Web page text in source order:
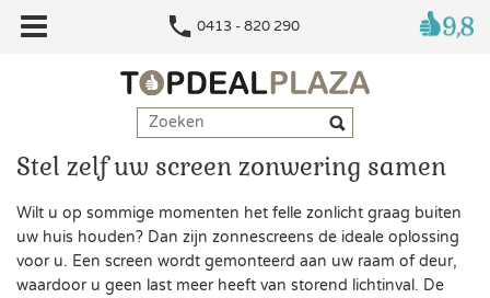
0413 - 820 290
Stel zelf uw screen zonwering samen
Wilt u op sommige momenten het felle zonlicht graag buiten
uw huis houden? Dan zijn zonnescreens de ideale oplossing
voor u. Een screen wordt gemonteerd aan uw raam of deur,
waardoor u geen last meer heeft van storend lichtinval. De